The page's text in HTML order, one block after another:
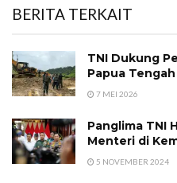
BERITA TERKAIT
TNI Dukung
Papua Tengah
7 MEI 2026
Panglima TNI
Menteri di
5 NOVEMBER 2024